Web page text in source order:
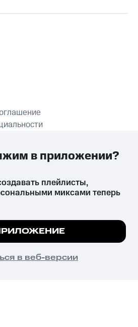
ПРИЛОЖЕНИЕ
аналогов причиняет вред здоровью,
и влечёт установленную
чтобы на сайте все
ПОНЯТНО
плейлисты,
миксами теперь
в веб-версии